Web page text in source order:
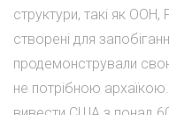
структури, такі як
створені для
продемонстрували
не потрібною